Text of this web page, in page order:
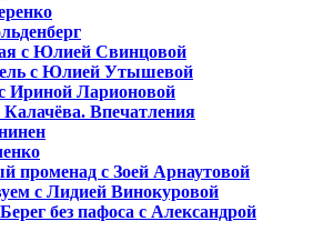
с Юлией Свинцовой
с Юлией Утышевой
Ириной Ларионовой
Впечатления
променад с Зоей Арнаутовой
с Лидией Винокуровой
без пафоса с Александрой